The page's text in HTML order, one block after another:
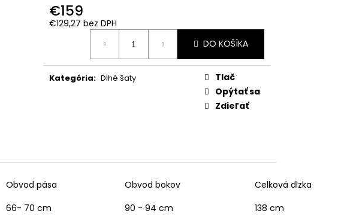
€159
€129,27 bez DPH
Jednotková
DO KOŠÍKA
Kategória: Dlhé šaty
Tlač
Opýtať sa
Zdieľať
Obvod pása Obvod bokov
Celková dlzka
66- 70 cm 90 - 94 cm
138 cm